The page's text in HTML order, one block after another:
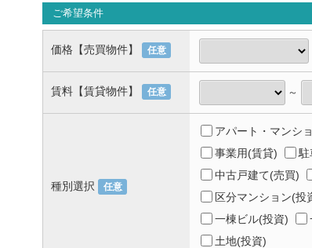
ご希望条件
価格【売買物件】 任意
賃料【賃貸物件】 任意 ～
種別選択 任意
アパート・マンシ
事業用(賃貸)
駐
中古戸建て(売買)
区分マンション(投
一棟ビル(投資)
土地(投資)